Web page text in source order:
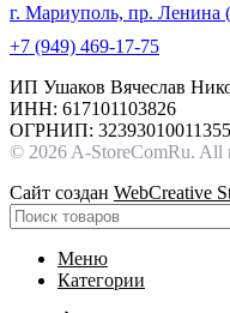
г. Мариуполь, пр. Ленина
+7 (949) 469-17-75
ИП Ушаков Вячеслав
ИНН: 617101103826
ОГРНИП:
© 2026 A-StoreComRu. All
Сайт создан WebCreative
Меню
Категории